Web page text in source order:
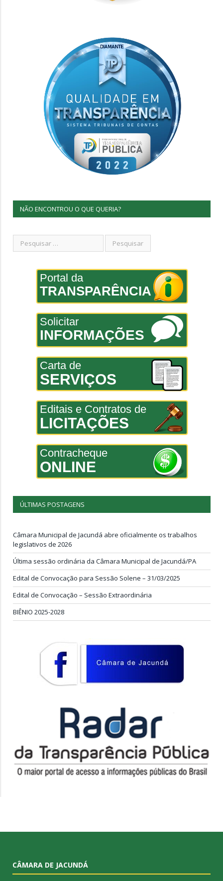
NÃO ENCONTROU O QUE QUERIA?
Portal da
TRANSPARÊNCIA
Solicitar
INFORMAÇÕES
Carta de
SERVIÇOS
Editais e Contratos de
LICITAÇÕES
Contracheque
ONLINE
ÚLTIMAS POSTAGENS
Câmara Municipal de Jacundá abre oficialmente os trabalhos
legislativos de 2026
Última sessão ordinária da Câmara Municipal de Jacundá/PA
Edital de Convocação para Sessão Solene – 31/03/2025
Edital de Convocação – Sessão Extraordinária
BIÊNIO 2025-2028
CÂMARA DE JACUNDÁ